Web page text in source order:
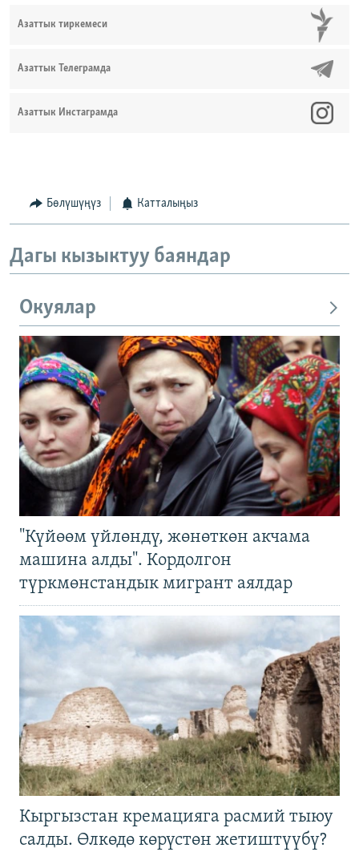
Азаттык тиркемеси
Азаттык Телеграмда
Азаттык Инстаграмда
Бөлүшүңүз Катталыңыз
Дагы кызыктуу баяндар
Окуялар
"Күйөөм үйлөндү, жөнөткөн акчама
машина алды". Кордолгон
түркмөнстандык мигрант аялдар
Кыргызстан кремацияга расмий тыюу
салды. Өлкөдө көрүстөн жетиштүүбү?